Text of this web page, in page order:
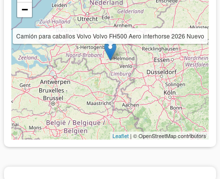
Camión para caballos Volvo Volvo FH500 Aero interhorse 2026 Nuevo
−
Leaflet | © OpenStreetMap contributors